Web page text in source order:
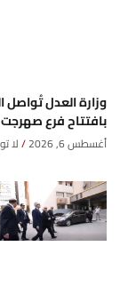
وزارة العدل
بافتتاح فرع
أغسطس 6, 2026 لا